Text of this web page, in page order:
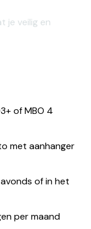
je veilig en
of MBO 4
met aanhanger
of in het
per maand